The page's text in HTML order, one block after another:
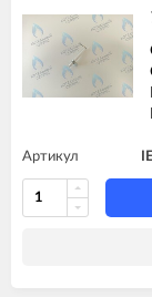
Артикул